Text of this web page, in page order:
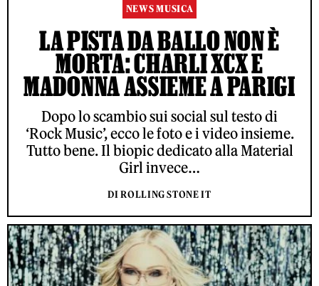
NEWS MUSICA
LA PISTA DA BALLO NON È
MORTA: CHARLI XCX E
MADONNA ASSIEME A PARIGI
Dopo lo scambio sui social sul testo di
‘Rock Music’, ecco le foto e i video insieme.
Tutto bene. Il biopic dedicato alla Material
Girl invece…
DI ROLLING STONE IT